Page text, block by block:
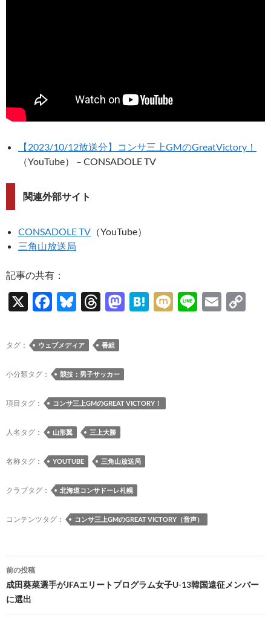
【2023/10/12放送分】コンサ三上GMのGreatVictory！
（YouTube） – CONSADOLE TV
関連外部サイト
CONSADOLE TV （YouTube）
三角山放送局
記事の共有：
X
F
e
b
o
o
k
Bl
es
k
y
T
e
a
ds
M
n
H
M Li
E
タグ： ウェブメディア 番組
小分類タグ： 競技：男子サッカー
項目タグ： コンサ三上GMのGREAT VICTORY！
人名タグ： 山形翼 三上大勝
名称タグ： YOUTUBE 三角山放送局
クラブタグ： 北海道コンサドーレ札幌
コンテンツタグ： コンサ三上GMのGREAT VICTORY（音声）
投
稿
ナ
前の投稿
成田葵菜選手がJFAエリートプログラム女子U-13韓国遠征メンバー
に選出